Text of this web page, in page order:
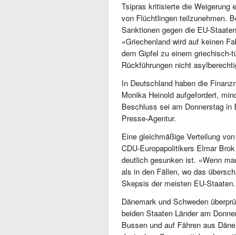
Tsipras kritisierte die Weigerung
von Flüchtlingen teilzunehmen.
Sanktionen gegen die EU-
«Griechenland wird auf keinen
dem Gipfel zu einem griechisch-
Rückführungen nicht
In Deutschland haben die
Monika Heinold aufgefordert,
Beschluss sei am Donnerstag
Presse-Agentur.
Eine gleichmäßige Verteilung
CDU-Europapolitikers Elmar
deutlich gesunken ist. «Wenn
als in den Fällen, wo das
Skepsis der meisten EU-Staaten.
Dänemark und Schweden
beiden Staaten Länder am
Bussen und auf Fähren aus